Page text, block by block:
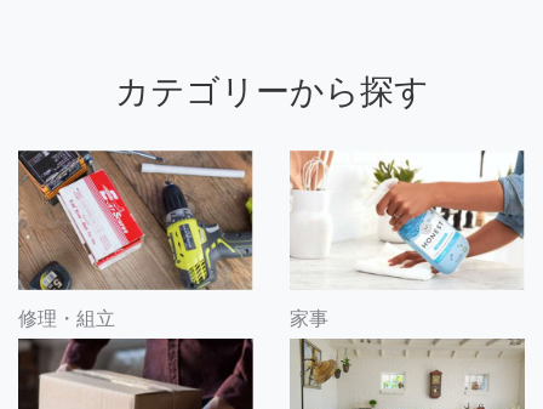
カテゴリーから探す
修理・組立 家事